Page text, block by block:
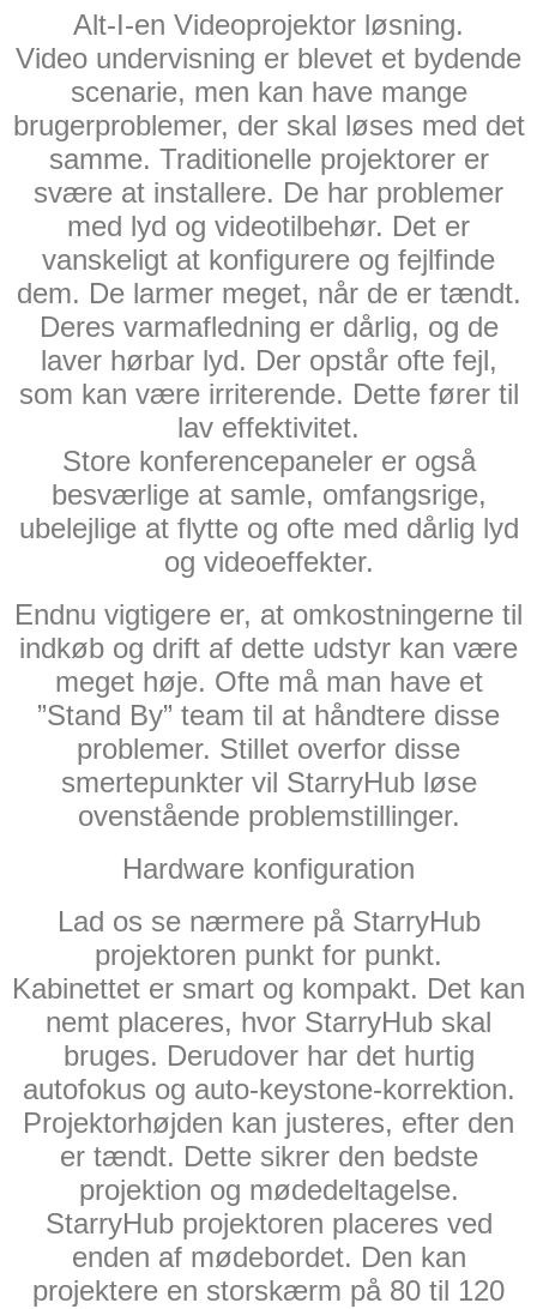
Alt-I-en Videoprojektor løsning.
Video undervisning er blevet et bydende
scenarie, men kan have mange
brugerproblemer, der skal løses med det
samme. Traditionelle projektorer er
svære at installere. De har problemer
med lyd og videotilbehør. Det er
vanskeligt at konfigurere og fejlfinde
dem. De larmer meget, når de er tændt.
Deres varmafledning er dårlig, og de
laver hørbar lyd. Der opstår ofte fejl,
som kan være irriterende. Dette fører til
lav effektivitet.
Store konferencepaneler er også
besværlige at samle, omfangsrige,
ubelejlige at flytte og ofte med dårlig lyd
og videoeffekter.
Endnu vigtigere er, at omkostningerne til
indkøb og drift af dette udstyr kan være
meget høje. Ofte må man have et
”Stand By” team til at håndtere disse
problemer. Stillet overfor disse
smertepunkter vil StarryHub løse
ovenstående problemstillinger.
Hardware konfiguration
Lad os se nærmere på StarryHub
projektoren punkt for punkt.
Kabinettet er smart og kompakt. Det kan
nemt placeres, hvor StarryHub skal
bruges. Derudover har det hurtig
autofokus og auto-keystone-korrektion.
Projektorhøjden kan justeres, efter den
er tændt. Dette sikrer den bedste
projektion og mødedeltagelse.
StarryHub projektoren placeres ved
enden af mødebordet. Den kan
projektere en storskærm på 80 til 120